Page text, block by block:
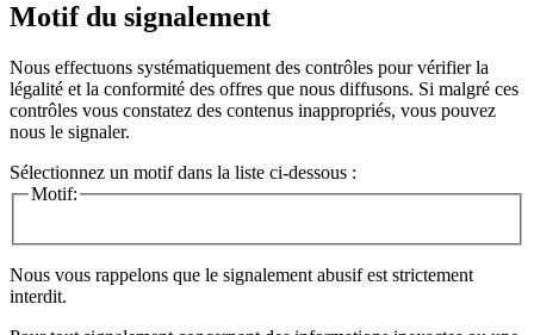
Motif du signalement
Nous effectuons systématiquement des contrôles pour vérifier la
légalité et la conformité des offres que nous diffusons. Si malgré ces
contrôles vous constatez des contenus inappropriés, vous pouvez
nous le signaler.
Sélectionnez un motif dans la liste ci-dessous :
Motif:
Nous vous rappelons que le signalement abusif est strictement
interdit.